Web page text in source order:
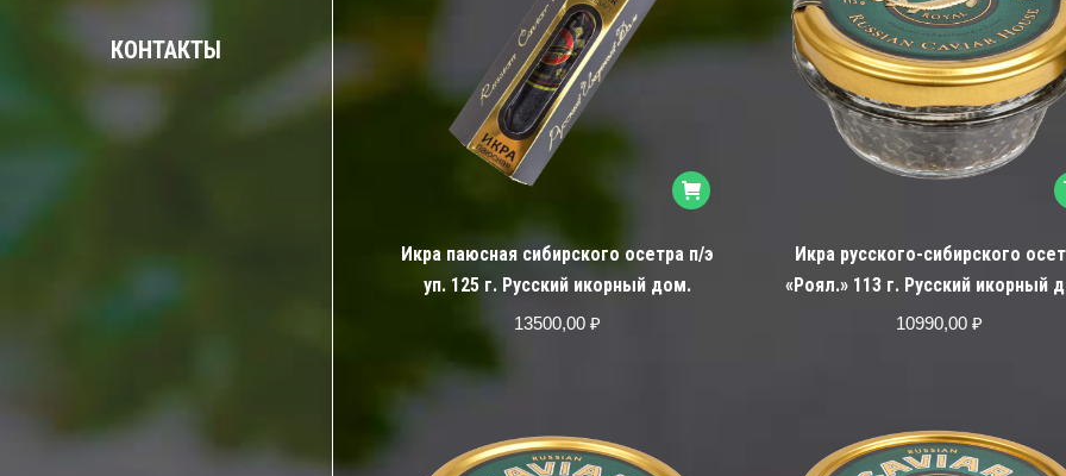
КОНТАКТЫ
Икра паюсная сибирского осетра п/э
уп. 125 г. Русский икорный дом.
13500,00 ₽
Икра русского-сибирского
«Роял.» 113 г. Русский икорный
10990,00 ₽